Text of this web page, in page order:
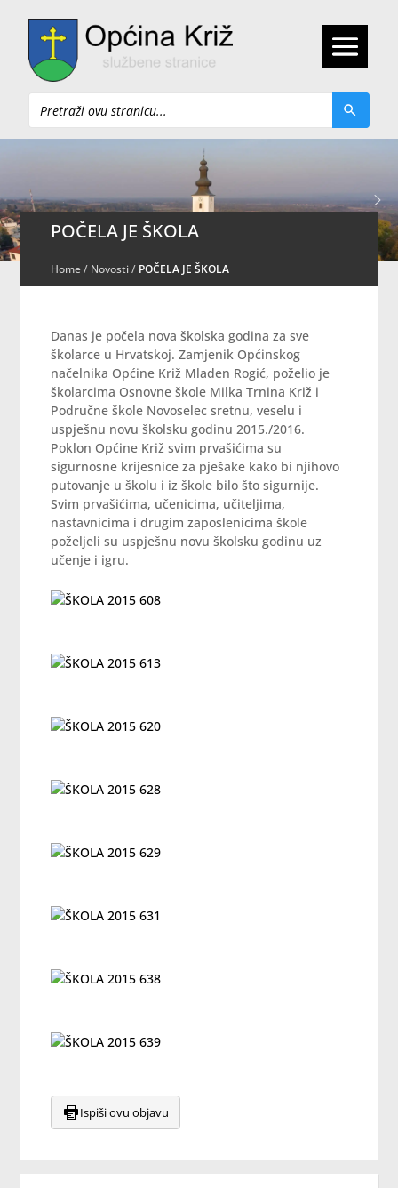
Pretraži
POČELA JE ŠKOLA
Home/ Novosti/ POČELA JE ŠKOLA
Danas je počela nova školska godina za sve
školarce u Hrvatskoj. Zamjenik Općinskog
načelnika Općine Križ Mladen Rogić, poželio je
školarcima Osnovne škole Milka Trnina Križ i
Područne škole Novoselec sretnu, veselu i
uspješnu novu školsku godinu 2015./2016.
Poklon Općine Križ svim prvašićima su
sigurnosne krijesnice za pješake kako bi njihovo
putovanje u školu i iz škole bilo što sigurnije.
Svim prvašićima, učenicima, učiteljima,
nastavnicima i drugim zaposlenicima škole
poželjeli su uspješnu novu školsku godinu uz
učenje i igru.
Ispiši ovu objavu